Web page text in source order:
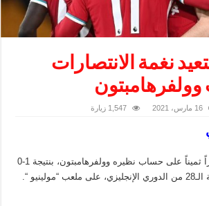
نغمة الانتصارات
16 مارس، 2021 1,547 زيارة
حقق فريق ليفربول فوزاً ثميناً على حساب نظيره وولفرهامبتون، بنتيجة 1-0
“.